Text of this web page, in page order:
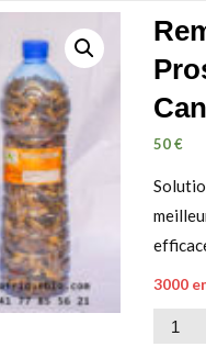
50€
3000
quantité